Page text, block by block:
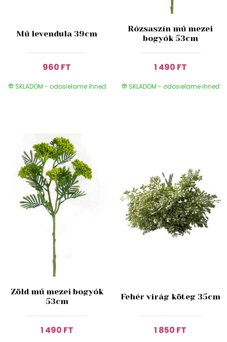
Mű levendula 39cm
960 FT
SKLADOM - odosielame ihneď
Rózsaszín mű mezei
bogyók 53cm
1 490 FT
SKLADOM - odosielame ihneď
Zöld mű mezei bogyók
53cm
1 490 FT
Fehér virág köteg 35cm
1 850 FT